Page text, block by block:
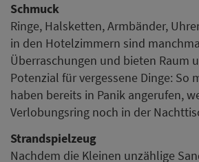
Schmuck
Ringe, Halsketten, Armbänder,
in den Hotelzimmern sind
Überraschungen und bieten Raum
Potenzial für vergessene Dinge: So
haben bereits in Panik angerufen,
Verlobungsring noch in der
Strandspielzeug
Nachdem die Kleinen unzählige